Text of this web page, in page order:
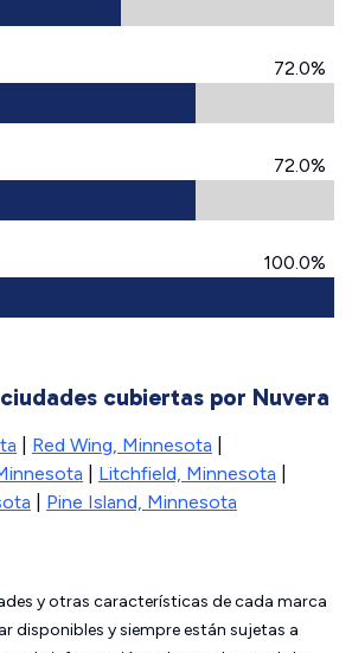
72.0%
72.0%
100.0%
cubiertas por Nuvera
Red Wing, Minnesota
Litchfield, Minnesota
Pine Island, Minnesota
y otras características de cada marca
disponibles y siempre están sujetas a